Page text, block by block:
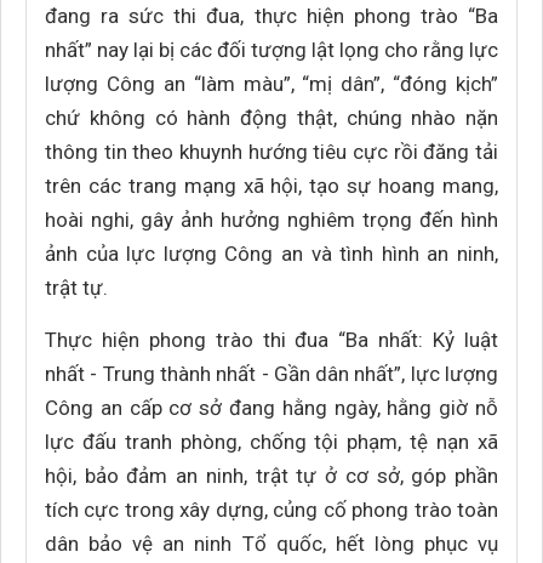
đang ra sức thi đua, thực hiện phong trào “Ba
nhất” nay lại bị các đối tượng lật lọng cho rằng lực
lượng Công an “làm màu”, “mị dân”, “đóng kịch”
chứ không có hành động thật, chúng nhào nặn
thông tin theo khuynh hướng tiêu cực rồi đăng tải
trên các trang mạng xã hội, tạo sự hoang mang,
hoài nghi, gây ảnh hưởng nghiêm trọng đến hình
ảnh của lực lượng Công an và tình hình an ninh,
trật tự.
Thực hiện phong trào thi đua “Ba nhất: Kỷ luật
nhất - Trung thành nhất - Gần dân nhất”, lực lượng
Công an cấp cơ sở đang hằng ngày, hằng giờ nỗ
lực đấu tranh phòng, chống tội phạm, tệ nạn xã
hội, bảo đảm an ninh, trật tự ở cơ sở, góp phần
tích cực trong xây dựng, củng cố phong trào toàn
dân bảo vệ an ninh Tổ quốc, hết lòng phục vụ